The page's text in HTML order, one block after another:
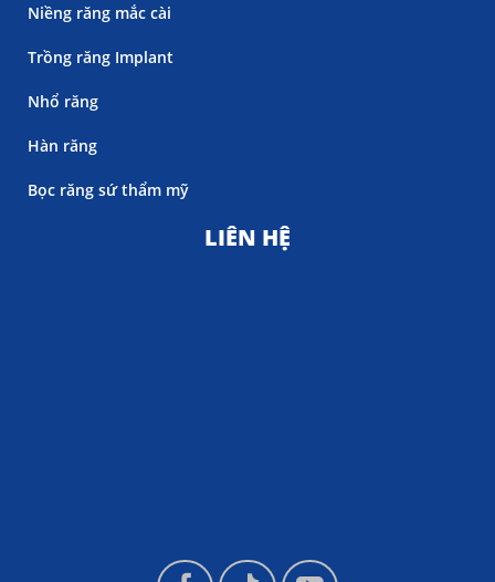
Niềng răng mắc cài
Trồng răng Implant
Nhổ răng
Hàn răng
Bọc răng sứ thẩm mỹ
LIÊN HỆ